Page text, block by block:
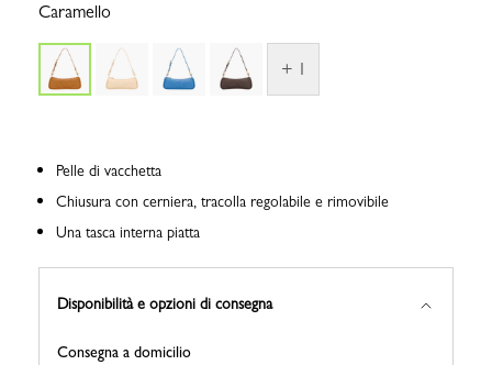
Caramello
+ 1
Pelle di vacchetta
Chiusura con cerniera, tracolla regolabile e rimovibile
Una tasca interna piatta
Disponibilità e opzioni di consegna
Consegna a domicilio